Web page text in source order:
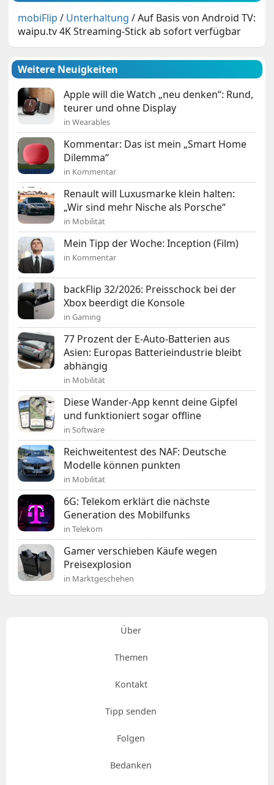
mobiFlip / Unterhaltung /Auf Basis von Android TV:
waipu.tv 4K Streaming-Stick ab sofort verfügbar
Weitere Neuigkeiten
Apple will die Watch „neu denken“: Rund,
teurer und ohne Display
in Wearables
Kommentar: Das ist mein „Smart Home
Dilemma“
in Kommentar
Renault will Luxusmarke klein halten:
„Wir sind mehr Nische als Porsche“
in Mobilität
Mein Tipp der Woche: Inception (Film)
in Kommentar
backFlip 32/2026: Preisschock bei der
Xbox beerdigt die Konsole
in Gaming
77 Prozent der E-Auto-Batterien aus
Asien: Europas Batterieindustrie bleibt
abhängig
in Mobilität
Diese Wander-App kennt deine Gipfel
und funktioniert sogar offline
in Software
Reichweitentest des NAF: Deutsche
Modelle können punkten
in Mobilität
6G: Telekom erklärt die nächste
Generation des Mobilfunks
in Telekom
Gamer verschieben Käufe wegen
Preisexplosion
in Marktgeschehen
Über
Themen
Kontakt
Tipp senden
Folgen
Bedanken